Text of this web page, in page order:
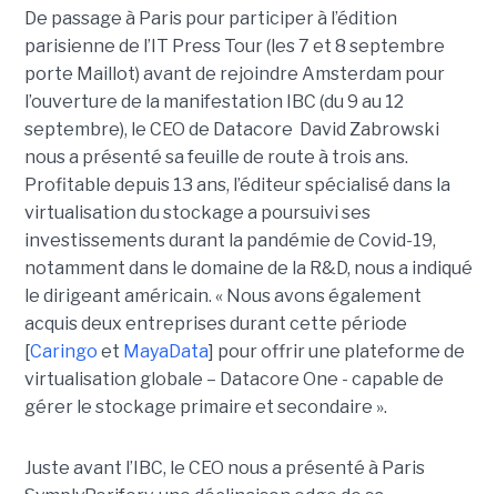
De passage à Paris pour participer à l’édition
parisienne de l’IT Press Tour (les 7 et 8 septembre
porte Maillot) avant de rejoindre Amsterdam pour
l’ouverture de la manifestation IBC (du 9 au 12
septembre), le CEO de Datacore David Zabrowski
nous a présenté sa feuille de route à trois ans.
Profitable depuis 13 ans, l’éditeur spécialisé dans la
virtualisation du stockage a poursuivi ses
investissements durant la pandémie de Covid-19,
notamment dans le domaine de la R&D, nous a indiqué
le dirigeant américain. « Nous avons également
acquis deux entreprises durant cette période
[Caringo et MayaData] pour offrir une plateforme de
virtualisation globale – Datacore One - capable de
gérer le stockage primaire et secondaire ».
Juste avant l’IBC, le CEO nous a présenté à Paris